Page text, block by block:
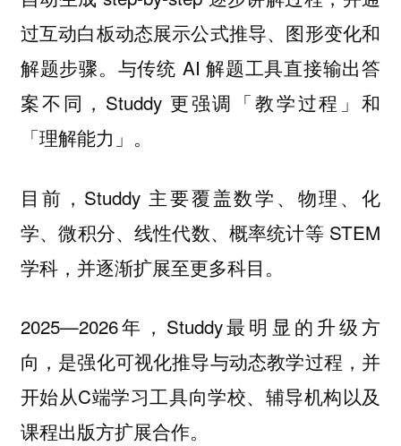
过互动白板动态展示公式推导、图形变化和
解题步骤。与传统 AI 解题工具直接输出答
案不同，Studdy 更强调「教学过程」和
「理解能力」。
目前，Studdy 主要覆盖数学、物理、化
学、微积分、线性代数、概率统计等 STEM
学科，并逐渐扩展至更多科目。
2025—2026年，Studdy最明显的升级方
向，是强化可视化推导与动态教学过程，并
开始从C端学习工具向学校、辅导机构以及
课程出版方扩展合作。